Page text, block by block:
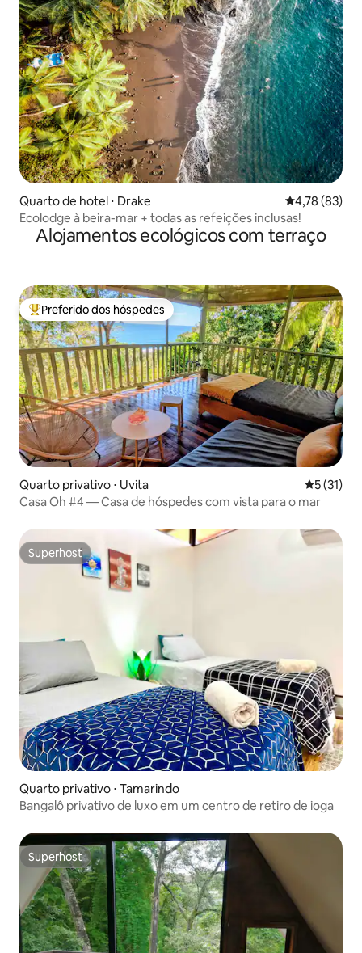
Quarto de hotel ⋅ Drake 4,78 de uma
4,78 (83)
Ecolodge à beira-mar + todas as refeições inclusas!
Alojamentos ecológicos com terraço
Entre os melhores preferidos dos hóspedes
Preferido dos hóspedes
Quarto privativo ⋅ Uvita 5 de uma
5 (31)
Casa Oh #4 — Casa de hóspedes com vista para o mar
Superhost
Superhost
Quarto privativo ⋅ Tamarindo
Bangalô privativo de luxo em um centro de retiro de ioga
Superhost
Superhost